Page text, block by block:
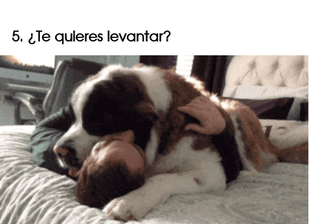
5. ¿Te quieres levantar?